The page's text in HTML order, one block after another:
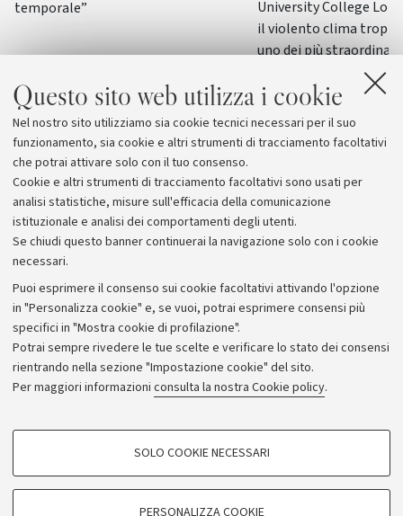
Questo sito web utilizza i cookie
Nel nostro sito utilizziamo sia cookie tecnici necessari per il suo
funzionamento, sia cookie e altri strumenti di tracciamento facoltativi
che potrai attivare solo con il tuo consenso.
Cookie e altri strumenti di tracciamento facoltativi sono usati per
analisi statistiche, misure sull'efficacia della comunicazione
istituzionale e analisi dei comportamenti degli utenti.
Se chiudi questo banner continuerai la navigazione solo con i cookie
necessari.
Puoi esprimere il consenso sui cookie facoltativi attivando l'opzione
in "Personalizza cookie" e, se vuoi, potrai esprimere consensi più
specifici in "Mostra cookie di profilazione".
Potrai sempre rivedere le tue scelte e verificare lo stato dei consensi
rientrando nella sezione "Impostazione cookie" del sito.
Per maggiori informazioni consulta la nostra Cookie policy.
COOKIE DI PROFILAZIONE - FACOLTATIVI
SOLO COOKIE NECESSARI
PERSONALIZZA COOKIE
temporale”
University College
il violento clima
uno dei più
del Cretaceo,
Trieste: lo stesso
collega i gas serra a
meteorologici estremi
Archivio
Comunicati stampa
Redazione
Rassegna stampa